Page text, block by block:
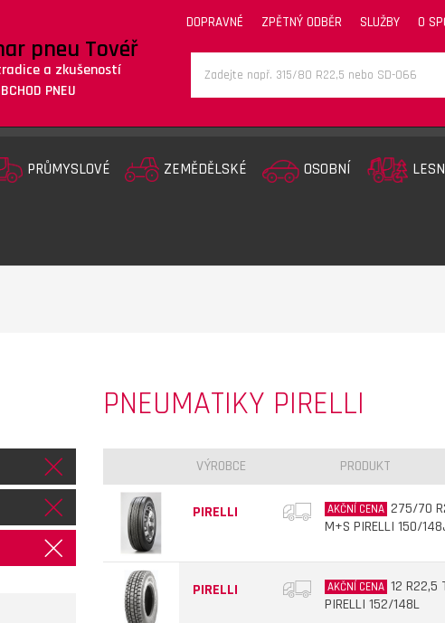
pneu Tovéř
a zkušeností
PNEU
DOPRAVNÉ ZPĚTNÝ ODBĚR SLUŽBY O
PRŮMYSLOVÉ ZEMĚDĚLSKÉ OSOBNÍ
PNEUMATIKY PIRELLI
VÝROBCE PRODUKT
PIRELLI AKČNÍ CENA 275/70
M+S PIRELLI 150/
PIRELLI AKČNÍ CENA 12 R22,5
PIRELLI 152/148L